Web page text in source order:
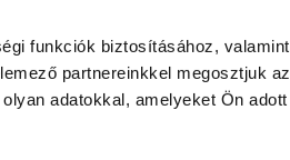
funkciók biztosításához, valamint
partnereinkkel megosztjuk
adatokkal, amelyeket Ön
Magyar
Jelenleg stabil
erőmű
még termelő
közölte a